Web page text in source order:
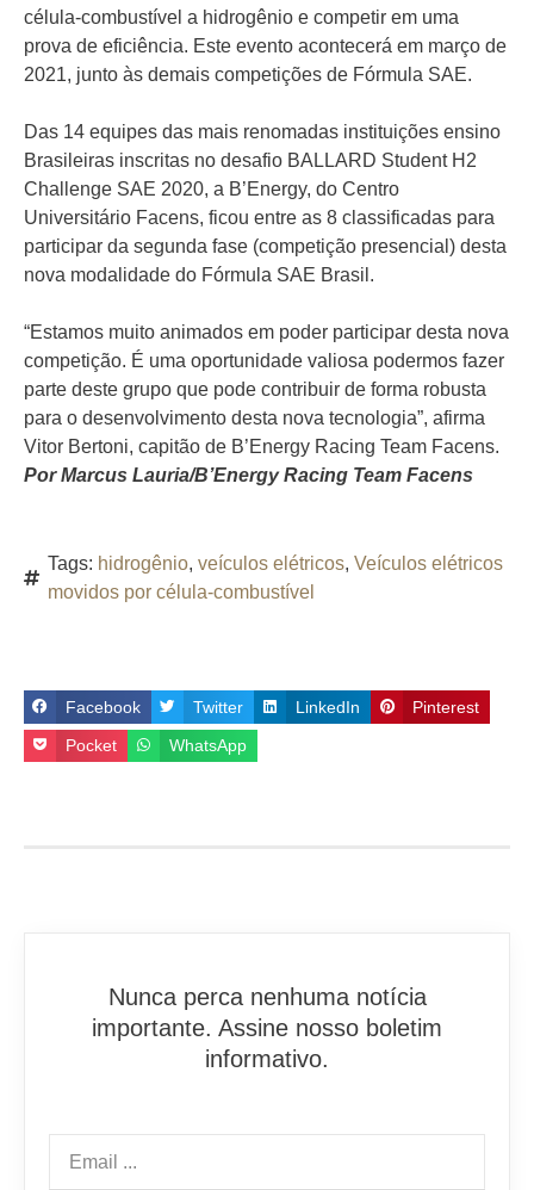
célula-combustível a hidrogênio e competir em uma
prova de eficiência. Este evento acontecerá em março de
2021, junto às demais competições de Fórmula SAE.
Das 14 equipes das mais renomadas instituições ensino
Brasileiras inscritas no desafio BALLARD Student H2
Challenge SAE 2020, a B’Energy, do Centro
Universitário Facens, ficou entre as 8 classificadas para
participar da segunda fase (competição presencial) desta
nova modalidade do Fórmula SAE Brasil.
“Estamos muito animados em poder participar desta nova
competição. É uma oportunidade valiosa podermos fazer
parte deste grupo que pode contribuir de forma robusta
para o desenvolvimento desta nova tecnologia”, afirma
Vitor Bertoni, capitão de B’Energy Racing Team Facens.
Por Marcus Lauria/B’Energy Racing Team Facens
Tags: hidrogênio, veículos elétricos, Veículos elétricos
movidos por célula-combustível
Facebook Twitter LinkedIn Pinterest
Pocket WhatsApp
Nunca perca nenhuma notícia
importante. Assine nosso boletim
informativo.